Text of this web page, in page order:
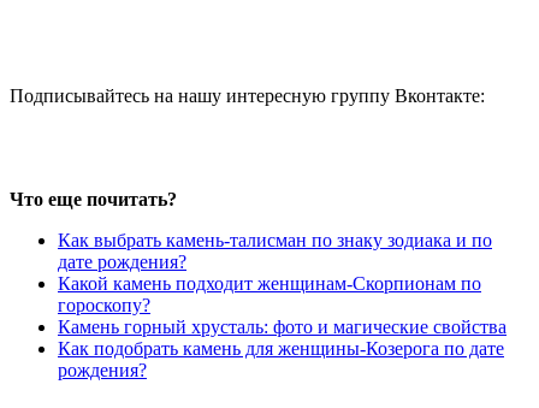
Подписывайтесь на нашу интересную группу Вконтакте:
Что еще почитать?
Как выбрать камень-талисман по знаку зодиака и по
дате рождения?
Какой камень подходит женщинам-Скорпионам по
гороскопу?
Камень горный хрусталь: фото и магические свойства
Как подобрать камень для женщины-Козерога по дате
рождения?